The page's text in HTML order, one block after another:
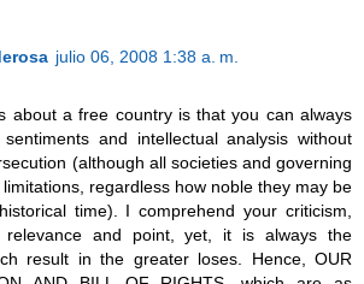
julio 06, 2008 1:38 a. m.
about a free country is that you can always
and intellectual analysis without
(although all societies and governing
regardless how noble they may be
time). I comprehend your criticism,
and point, yet, it is always the
result in the greater loses. Hence, OUR